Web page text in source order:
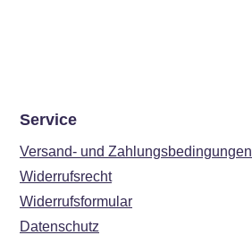
Service
Versand- und Zahlungsbedingungen
Widerrufsrecht
Widerrufsformular
Datenschutz